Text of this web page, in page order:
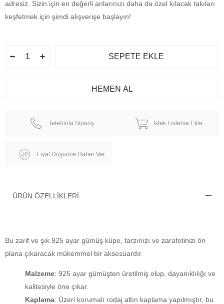
adresiz. Sizin için en değerli anlarınızı daha da özel kılacak takıları
keşfetmek için şimdi alışverişe başlayın!
Telefonla Sipariş İstek Listeme Ekle
Fiyat Düşünce Haber Ver
ÜRÜN ÖZELLIKLERI
Bu zarif ve şık 925 ayar gümüş küpe, tarzınızı ve zarafetinizi ön
plana çıkaracak mükemmel bir aksesuardır.
Malzeme: 925 ayar gümüşten üretilmiş olup, dayanıklılığı ve
kalitesiyle öne çıkar.
Kaplama: Üzeri korumalı rodaj altın kaplama yapılmıştır, bu